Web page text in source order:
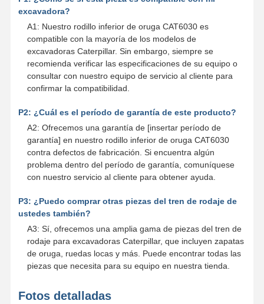
excavadora?
A1: Nuestro rodillo inferior de oruga CAT6030 es
compatible con la mayoría de los modelos de
excavadoras Caterpillar. Sin embargo, siempre se
recomienda verificar las especificaciones de su equipo o
consultar con nuestro equipo de servicio al cliente para
confirmar la compatibilidad.
P2: ¿Cuál es el período de garantía de este producto?
A2: Ofrecemos una garantía de [insertar período de
garantía] en nuestro rodillo inferior de oruga CAT6030
contra defectos de fabricación. Si encuentra algún
problema dentro del período de garantía, comuníquese
con nuestro servicio al cliente para obtener ayuda.
P3: ¿Puedo comprar otras piezas del tren de rodaje de
ustedes también?
A3: Sí, ofrecemos una amplia gama de piezas del tren de
rodaje para excavadoras Caterpillar, que incluyen zapatas
de oruga, ruedas locas y más. Puede encontrar todas las
piezas que necesita para su equipo en nuestra tienda.
Fotos detalladas